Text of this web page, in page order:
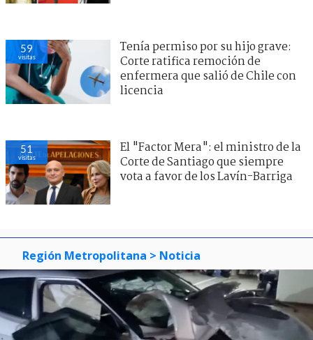
59
visitas
Tenía permiso por su hijo grave:
Corte ratifica remoción de
enfermera que salió de Chile con
licencia
51
visitas
El "Factor Mera": el ministro de la
Corte de Santiago que siempre
vota a favor de los Lavín-Barriga
Región Metropolitana > Noticia